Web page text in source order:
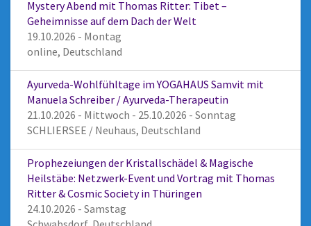
Mystery Abend mit Thomas Ritter: Tibet –
Geheimnisse auf dem Dach der Welt
19.10.2026 - Montag
online, Deutschland
Ayurveda-Wohlfühltage im YOGAHAUS Samvit mit
Manuela Schreiber / Ayurveda-Therapeutin
21.10.2026 - Mittwoch - 25.10.2026 - Sonntag
SCHLIERSEE / Neuhaus, Deutschland
Prophezeiungen der Kristallschädel & Magische
Heilstäbe: Netzwerk-Event und Vortrag mit Thomas
Ritter & Cosmic Society in Thüringen
24.10.2026 - Samstag